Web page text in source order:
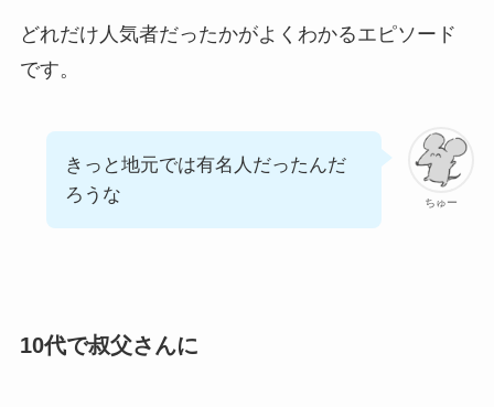
どれだけ人気者だったかがよくわかるエピソード
です。
ちゅー
きっと地元では有名人だったんだ
ろうな
10代で叔父さんに